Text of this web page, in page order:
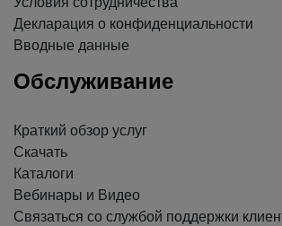
Условия сотрудничества
Декларация о конфиденциальности
Вводные данные
Обслуживание
Краткий обзор услуг
Скачать
Каталоги
Вебинары и Видео
Связаться со службой поддержки